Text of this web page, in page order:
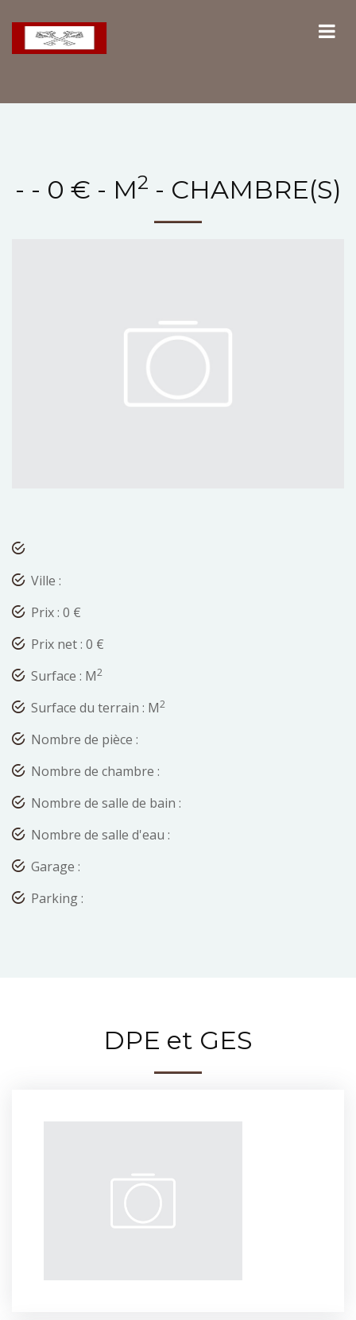
- - 0 € - M2 - CHAMBRE(S)
Ville :
Prix : 0 €
Prix net : 0 €
Surface : M2
Surface du terrain : M2
Nombre de pièce :
Nombre de chambre :
Nombre de salle de bain :
Nombre de salle d'eau :
Garage :
Parking :
DPE et GES